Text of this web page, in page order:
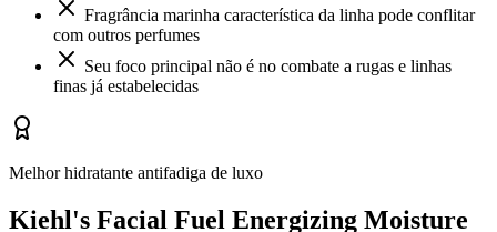
Fragrância marinha característica da linha pode conflitar
com outros perfumes
Seu foco principal não é no combate a rugas e linhas
finas já estabelecidas
Melhor hidratante antifadiga de luxo
Kiehl's Facial Fuel Energizing Moisture